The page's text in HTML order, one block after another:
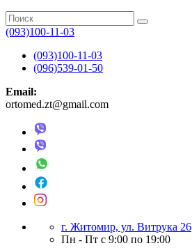
(093)100-11-03
(093)100-11-03
(096)539-01-50
Email:
ortomed.zt@gmail.com
г. Житомир, ул. Витрука 26
Пн - Пт с 9:00 по 19:00